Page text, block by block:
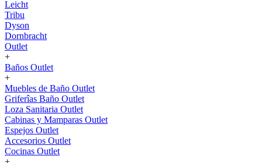
Leicht
Tribu
Dyson
Dornbracht
Outlet
+
Baños Outlet
+
Muebles de Baño Outlet
Griferîas Baño Outlet
Loza Sanitaria Outlet
Cabinas y Mamparas Outlet
Espejos Outlet
Accesorios Outlet
Cocinas Outlet